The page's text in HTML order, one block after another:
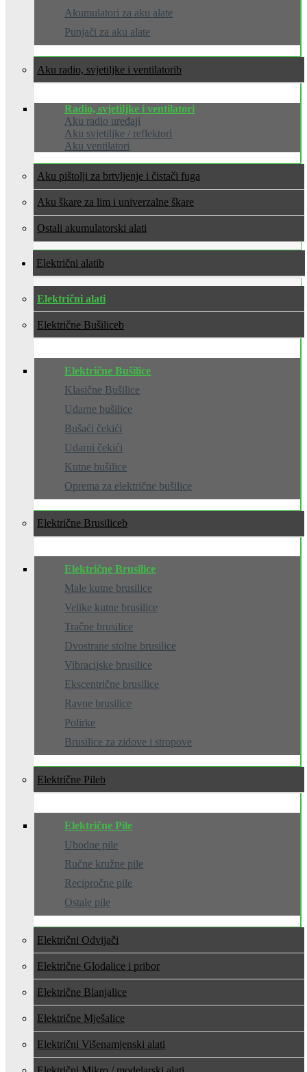
Akumulatori za aku alate
Punjači za aku alate
Aku radio, svjetiljke i ventilatori
Radio, svjetiljke i ventilatori
Aku radio uređaji
Aku svjetiljke / reflektori
Aku ventilatori
Aku pištolji za brtvljenje i čistači fuga
Aku škare za lim i univerzalne škare
Ostali akumulatorski alati
Električni alati
Električni alati
Električne Bušilice
Električne Bušilice
Klasične Bušilice
Udarne bušilice
Bušaći čekići
Udarni čekići
Kutne bušilice
Oprema za električne bušilice
Električne Brusilice
Električne Brusilice
Male kutne brusilice
Velike kutne brusilice
Tračne brusilice
Dvostrane stolne brusilice
Vibracijske brusilice
Ekscentrične brusilice
Ravne brusilice
Polirke
Brusilice za zidove i stropove
Električne Pile
Električne Pile
Ubodne pile
Ručne kružne pile
Recipročne pile
Ostale pile
Električni Odvijači
Električne Glodalice i pribor
Električne Blanjalice
Električne Mješalice
Električni Višenamjenski alati